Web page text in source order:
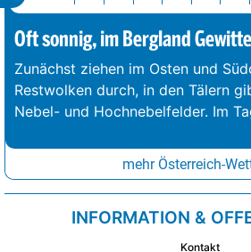
Oft sonnig, im Bergland
Zunächst ziehen im Osten und
Restwolken durch, in den Tälern
Nebel- und Hochnebelfelder. Im
mehr Österreich-
INFORMATION &
Kontakt